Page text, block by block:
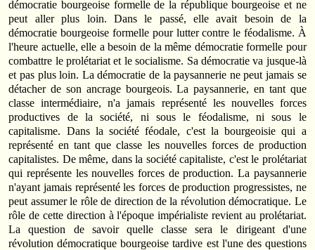
démocratie bourgeoise formelle de la république bourgeoise et ne
peut aller plus loin. Dans le passé, elle avait besoin de la
démocratie bourgeoise formelle pour lutter contre le féodalisme. À
l'heure actuelle, elle a besoin de la même démocratie formelle pour
combattre le prolétariat et le socialisme. Sa démocratie va jusque-là
et pas plus loin. La démocratie de la paysannerie ne peut jamais se
détacher de son ancrage bourgeois. La paysannerie, en tant que
classe intermédiaire, n'a jamais représenté les nouvelles forces
productives de la société, ni sous le féodalisme, ni sous le
capitalisme. Dans la société féodale, c'est la bourgeoisie qui a
représenté en tant que classe les nouvelles forces de production
capitalistes. De même, dans la société capitaliste, c'est le prolétariat
qui représente les nouvelles forces de production. La paysannerie
n'ayant jamais représenté les forces de production progressistes, ne
peut assumer le rôle de direction de la révolution démocratique. Le
rôle de cette direction à l'époque impérialiste revient au prolétariat.
La question de savoir quelle classe sera le dirigeant d'une
révolution démocratique bourgeoise tardive est l'une des questions